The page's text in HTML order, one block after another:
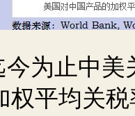
今为止中
权平均关